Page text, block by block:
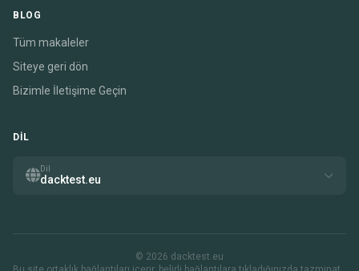
BLOG
Tüm makaleler
Siteye geri dön
Bizimle İletişime Geçin
DIL
Dil
dacktest.eu
© 2026 dacktest.eu